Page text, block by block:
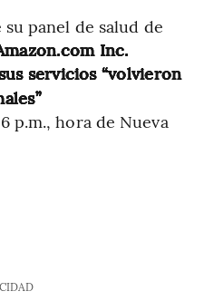
panel de salud de
Inc.
servicios “volvieron
p.m., hora de Nueva